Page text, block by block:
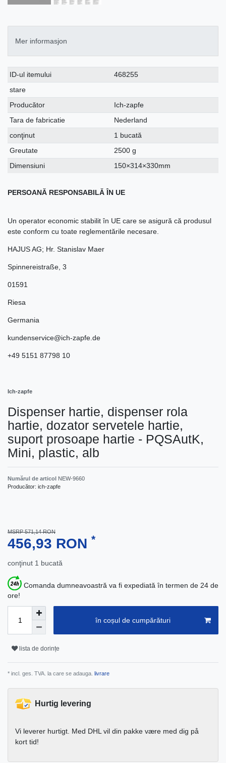
Mer informasjon
Ceres::Template.singleItemTechnicalDataAttribute
Ceres::Template.singleItemTechnicalDataValue
ID-ul itemului
468255
stare
Producător
Ich-zapfe
Tara de fabricatie
Nederland
conţinut
1 bucată
Greutate
2500 g
Dimensiuni
150×314×330mm
PERSOANĂ RESPONSABILĂ ÎN UE
Un operator economic stabilit în UE care se asigură că produsul
este conform cu toate reglementările necesare.
HAJUS AG; Hr. Stanislav Maer
Spinnereistraße 3
01591
Riesa
Germania
kundenservice@ich-zapfe.de
+49 5151 87798 10
Ich-zapfe
Dispenser hartie, dispenser rola
hartie, dozator servetele hartie,
suport prosoape hartie - PQSAutK,
Mini, plastic, alb
Numărul de articol NEW-9660
Producător: ich-zapfe
MSRP 571,14 RON
456,93 RON *
conţinut 1 bucată
Comanda dumneavoastră va fi expediată în termen de 24 de
ore!
în coșul de cumpărături
lista de dorințe
* incl. ges. TVA. la care se adauga. livrare
Hurtig levering
Vi leverer hurtigt. Med DHL vil din pakke være med dig på
kort tid!